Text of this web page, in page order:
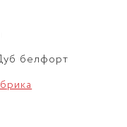
белфорт